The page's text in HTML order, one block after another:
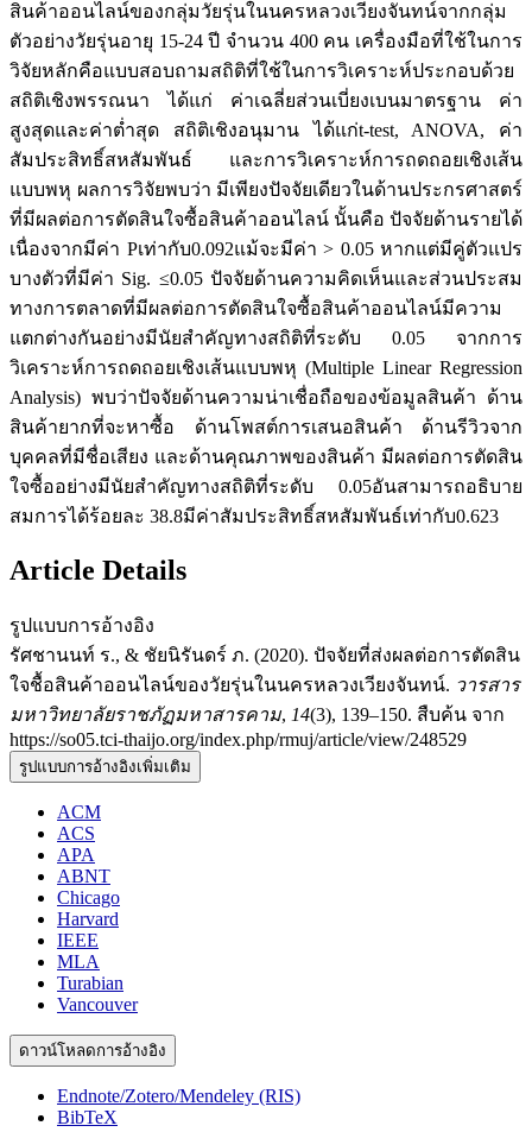
สินค้าออนไลน์ของกลุ่มวัยรุ่นในนครหลวงเวียงจันทน์จากกลุ่ม
ตัวอย่างวัยรุ่นอายุ 15-24 ปี จำนวน 400 คน เครื่องมือที่ใช้ในการ
วิจัยหลักคือแบบสอบถามสถิติที่ใช้ในการวิเคราะห์ประกอบด้วย
สถิติเชิงพรรณนา ได้แก่ ค่าเฉลี่ยส่วนเบี่ยงเบนมาตรฐาน ค่า
สูงสุดและค่าต่ำสุด สถิติเชิงอนุมาน ได้แก่t-test, ANOVA, ค่า
สัมประสิทธิ์สหสัมพันธ์ และการวิเคราะห์การถดถอยเชิงเส้น
แบบพหุ ผลการวิจัยพบว่า มีเพียงปัจจัยเดียวในด้านประกรศาสตร์
ที่มีผลต่อการตัดสินใจซื้อสินค้าออนไลน์ นั้นคือ ปัจจัยด้านรายได้
เนื่องจากมีค่า Pเท่ากับ0.092แม้จะมีค่า > 0.05 หากแต่มีคู่ตัวแปร
บางตัวที่มีค่า Sig. ≤0.05 ปัจจัยด้านความคิดเห็นและส่วนประสม
ทางการตลาดที่มีผลต่อการตัดสินใจซื้อสินค้าออนไลน์มีความ
แตกต่างกันอย่างมีนัยสำคัญทางสถิติที่ระดับ 0.05 จากการ
วิเคราะห์การถดถอยเชิงเส้นแบบพหุ (Multiple Linear Regression
Analysis) พบว่าปัจจัยด้านความน่าเชื่อถือของข้อมูลสินค้า ด้าน
สินค้ายากที่จะหาซื้อ ด้านโพสต์การเสนอสินค้า ด้านรีวิวจาก
บุคคลที่มีชื่อเสียง และด้านคุณภาพของสินค้า มีผลต่อการตัดสิน
ใจซื้ออย่างมีนัยสำคัญทางสถิติที่ระดับ 0.05อันสามารถอธิบาย
สมการได้ร้อยละ 38.8มีค่าสัมประสิทธิ์สหสัมพันธ์เท่ากับ0.623
Article Details
รูปแบบการอ้างอิง
รัศชานนท์ ร., & ชัยนิรันดร์ ภ. (2020). ปัจจัยที่ส่งผลต่อการตัดสิน
ใจชื้อสินค้าออนไลน์ของวัยรุ่นในนครหลวงเวียงจันทน์. วารสาร
มหาวิทยาลัยราชภัฏมหาสารคาม, 14(3), 139–150. สืบค้น จาก
https://so05.tci-thaijo.org/index.php/rmuj/article/view/248529
รูปแบบการอ้างอิงเพิ่มเติม
ACM
ACS
APA
ABNT
Chicago
Harvard
IEEE
MLA
Turabian
Vancouver
ดาวน์โหลดการอ้างอิง
Endnote/Zotero/Mendeley (RIS)
BibTeX